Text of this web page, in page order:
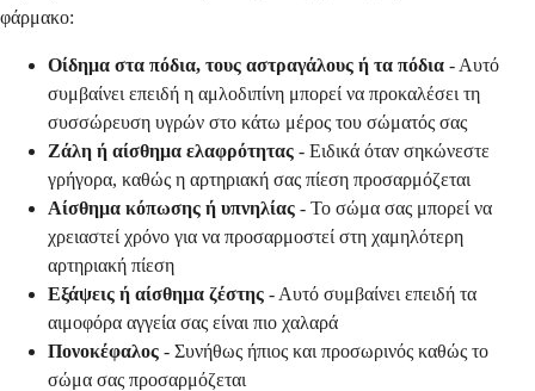
φάρμακο:
Οίδημα στα πόδια, τους αστραγάλους ή τα πόδια - Αυτό
συμβαίνει επειδή η αμλοδιπίνη μπορεί να προκαλέσει τη
συσσώρευση υγρών στο κάτω μέρος του σώματός σας
Ζάλη ή αίσθημα ελαφρότητας - Ειδικά όταν σηκώνεστε
γρήγορα, καθώς η αρτηριακή σας πίεση προσαρμόζεται
Αίσθημα κόπωσης ή υπνηλίας - Το σώμα σας μπορεί να
χρειαστεί χρόνο για να προσαρμοστεί στη χαμηλότερη
αρτηριακή πίεση
Εξάψεις ή αίσθημα ζέστης - Αυτό συμβαίνει επειδή τα
αιμοφόρα αγγεία σας είναι πιο χαλαρά
Πονοκέφαλος - Συνήθως ήπιος και προσωρινός καθώς το
σώμα σας προσαρμόζεται